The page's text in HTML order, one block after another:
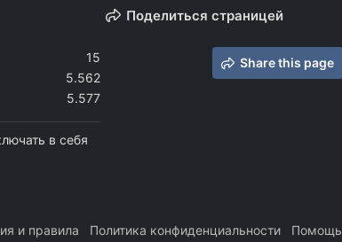
15
5.562
5.577
в себя
Поделиться страницей
Share this page
и правила Политика конфиденциальности Помощь